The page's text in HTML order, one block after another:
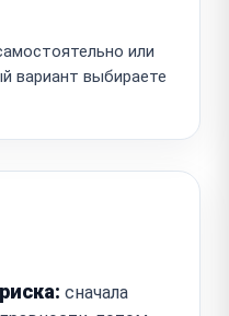
или
вариант выбираете
сначала